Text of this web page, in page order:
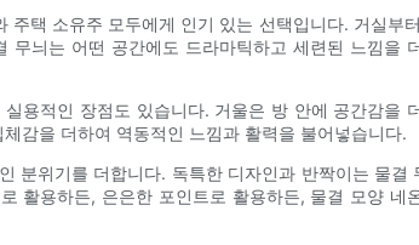
주택 소유주 모두에게 인기 있는 선택입니다. 거실부
늬는 어떤 공간에도 드라마틱하고 세련된 느낌을
용적인 장점도 있습니다. 거울은 방 안에 공간감을
감을 더하여 역동적인 느낌과 활력을 불어넣습니다.
분위기를 더합니다. 독특한 디자인과 반짝이는 물결
활용하든, 은은한 포인트로 활용하든, 물결 모양 네